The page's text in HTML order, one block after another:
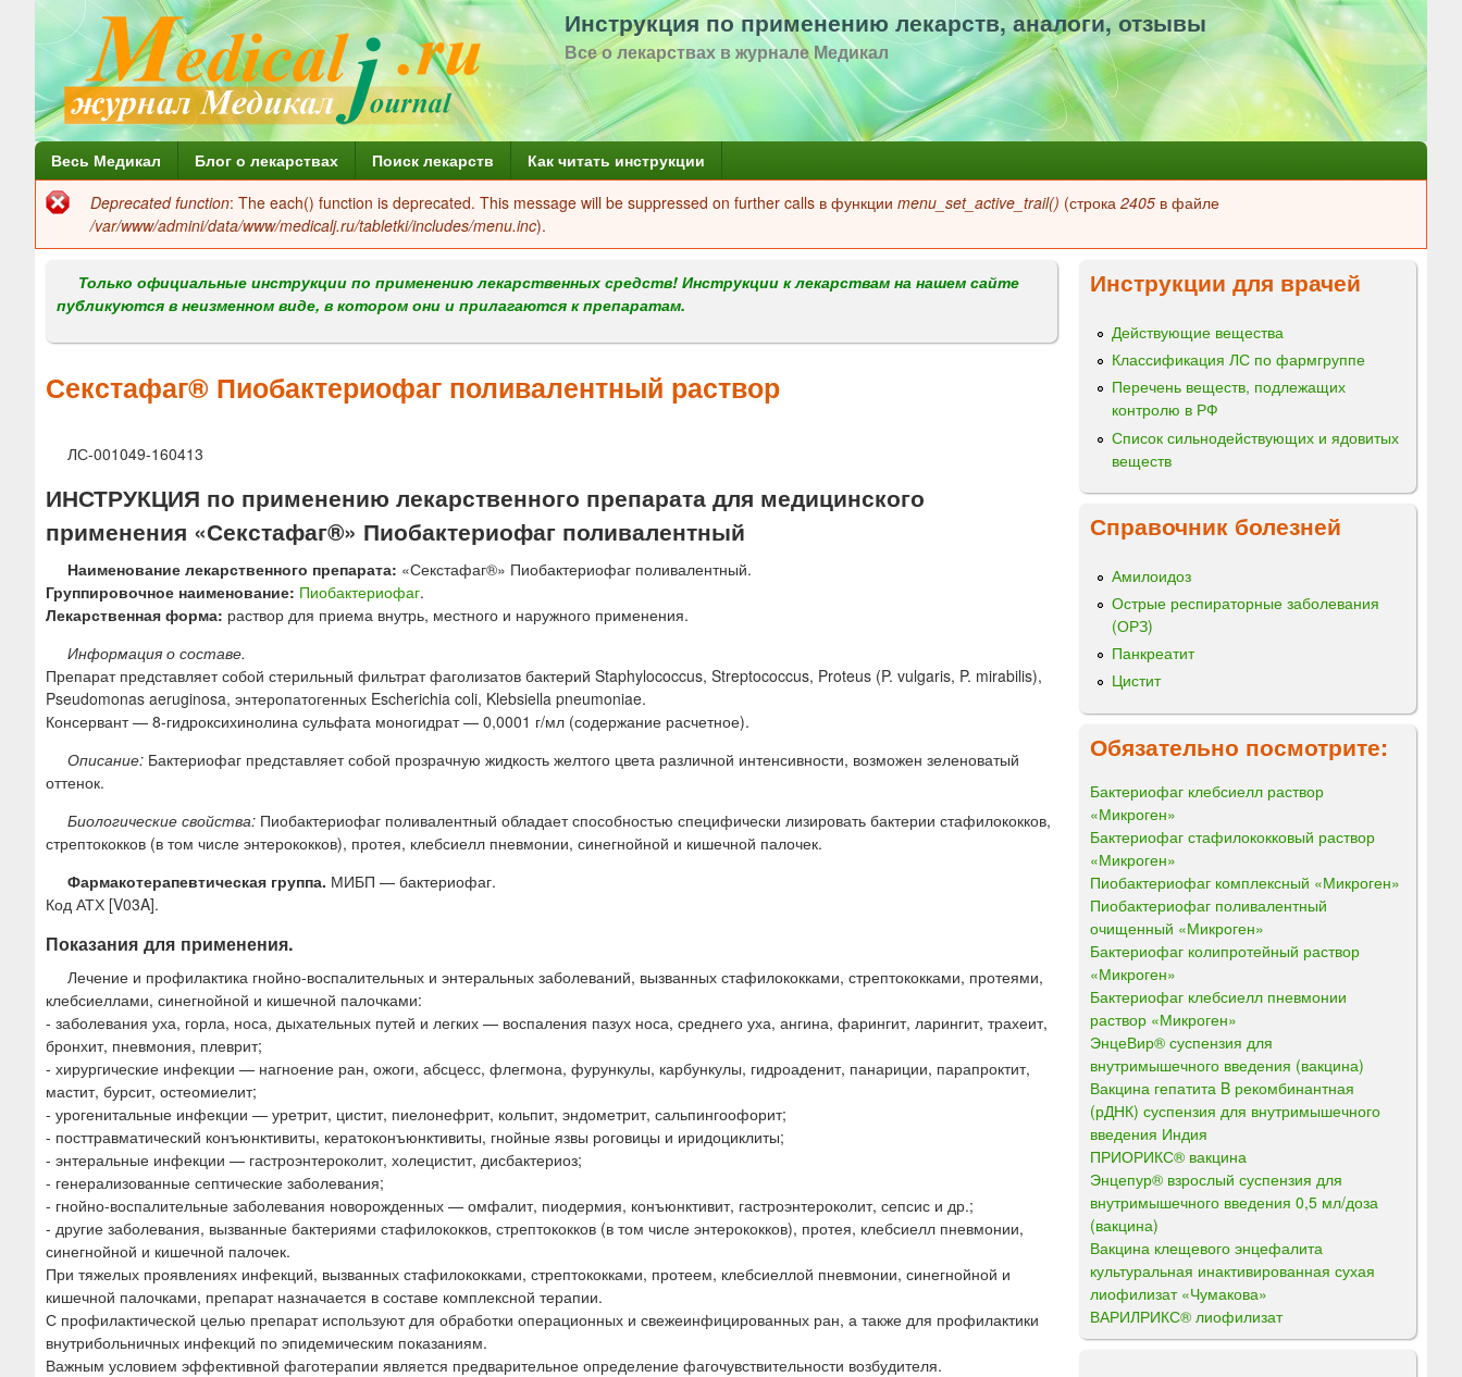
Перейти
к
содержанию
Инструкция по применению лекарств, аналоги, отзывы
Все о лекарствах в журнале Медикал
Г
л
н
м
ю
Весь Медикал Блог о лекарствах Поиск лекарств Как читать инструкции
Сообщение
об
ошибке
Deprecated function: The each() function is deprecated. This message will be suppressed on further calls в функции menu_set_active_trail() (строка 2405 в файле
/var/www/admini/data/www/medicalj.ru/tabletki/includes/menu.inc).
Только официальные инструкции по применению лекарственных средств! Инструкции к лекарствам на нашем сайте
публикуются в неизменном виде, в котором они и прилагаются к препаратам.
Секстафаг® Пиобактериофаг поливалентный раствор
ЛС-001049-160413
ИНСТРУКЦИЯ по применению лекарственного препарата для медицинского
применения «Секстафаг®» Пиобактериофаг поливалентный
Наименование лекарственного препарата: «Секстафаг®» Пиобактериофаг поливалентный.
Группировочное наименование: Пиобактериофаг.
Лекарственная форма: раствор для приема внутрь, местного и наружного применения.
Информация о составе.
Препарат представляет собой стерильный фильтрат фаголизатов бактерий Staphylococcus, Streptococcus, Proteus (P. vulgaris, P. mirabilis),
Pseudomonas aeruginosa, энтеропатогенных Escherichia coli, Klebsiella pneumoniae.
Консервант — 8-гидроксихинолина сульфата моногидрат — 0,0001 г/мл (содержание расчетное).
Описание: Бактериофаг представляет собой прозрачную жидкость желтого цвета различной интенсивности, возможен зеленоватый
оттенок.
Биологические свойства: Пиобактериофаг поливалентный обладает способностью специфически лизировать бактерии стафилококков,
стрептококков (в том числе энтерококков), протея, клебсиелл пневмонии, синегнойной и кишечной палочек.
Фармакотерапевтическая группа. МИБП — бактериофаг.
Код АТХ [V03A].
Показания для применения.
Лечение и профилактика гнойно-воспалительных и энтеральных заболеваний, вызванных стафилококками, стрептококками, протеями,
клебсиеллами, синегнойной и кишечной палочками:
- заболевания уха, горла, носа, дыхательных путей и легких — воспаления пазух носа, среднего уха, ангина, фарингит, ларингит, трахеит,
бронхит, пневмония, плеврит;
- хирургические инфекции — нагноение ран, ожоги, абсцесс, флегмона, фурункулы, карбункулы, гидроаденит, панариции, парапроктит,
мастит, бурсит, остеомиелит;
- урогенитальные инфекции — уретрит, цистит, пиелонефрит, кольпит, эндометрит, сальпингоофорит;
- посттравматический конъюнктивиты, кератоконъюнктивиты, гнойные язвы роговицы и иридоциклиты;
- энтеральные инфекции — гастроэнтероколит, холецистит, дисбактериоз;
- генерализованные септические заболевания;
- гнойно-воспалительные заболевания новорожденных — омфалит, пиодермия, конъюнктивит, гастроэнтероколит, сепсис и др.;
- другие заболевания, вызванные бактериями стафилококков, стрептококков (в том числе энтерококков), протея, клебсиелл пневмонии,
синегнойной и кишечной палочек.
При тяжелых проявлениях инфекций, вызванных стафилококками, стрептококками, протеем, клебсиеллой пневмонии, синегнойной и
кишечной палочками, препарат назначается в составе комплексной терапии.
С профилактической целью препарат используют для обработки операционных и свежеинфицированных ран, а также для профилактики
внутрибольничных инфекций по эпидемическим показаниям.
Важным условием эффективной фаготерапии является предварительное определение фагочувствительности возбудителя.
Инструкции для врачей
Действующие вещества
Классификация ЛС по фармгруппе
Перечень веществ, подлежащих
контролю в РФ
Список сильнодействующих и ядовитых
веществ
Справочник болезней
Амилоидоз
Острые респираторные заболевания
(ОРЗ)
Панкреатит
Цистит
Обязательно посмотрите:
Бактериофаг клебсиелл раствор
«Микроген»
Бактериофаг стафилококковый раствор
«Микроген»
Пиобактериофаг комплексный «Микроген»
Пиобактериофаг поливалентный
очищенный «Микроген»
Бактериофаг колипротейный раствор
«Микроген»
Бактериофаг клебсиелл пневмонии
раствор «Микроген»
ЭнцеВир® суспензия для
внутримышечного введения (вакцина)
Вакцина гепатита B рекомбинантная
(рДНК) суспензия для внутримышечного
введения Индия
ПРИОРИКС® вакцина
Энцепур® взрослый суспензия для
внутримышечного введения 0,5 мл/доза
(вакцина)
Вакцина клещевого энцефалита
культуральная инактивированная сухая
лиофилизат «Чумакова»
ВАРИЛРИКС® лиофилизат